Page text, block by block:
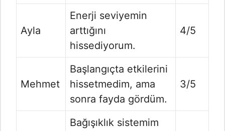
Ayla
Enerji seviyemin
arttığını
hissediyorum.
4/5
Mehmet
Başlangıçta etkilerini
hissetmedim, ama
sonra fayda gördüm.
3/5
Bağışıklık sistemim